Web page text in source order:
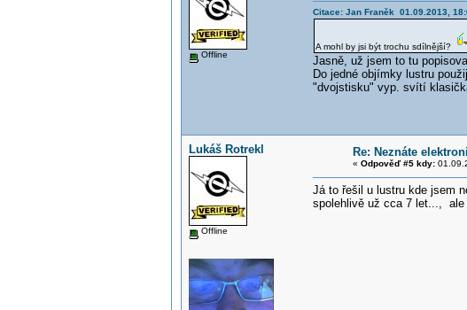
Offline
Citace: Jan Franěk 01.09.2013,
A mohl by jsi být trochu sdílnější?
Jasně, už jsem to tu
Do jedné objímky lustru
"dvojstisku" vyp. svítí
Lukáš Rotrekl
Offline
Re: Neznáte
« Odpověď #5 kdy:
Já to řešil u lustru kde jsem
spolehlivě už cca 7 let...,